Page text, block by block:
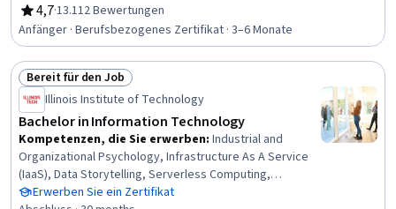
und Dienstleistungen, Cloud-Dienste, E-Mail-Sicherheit,
Generative KI, Professionelle Netzwerkarbeit,
Generative AI-Agenten, Cloud-Bereitstellung, Cloud-
Entwicklung, Kundenbetreuung, Datenbank-Verwaltung,
Peripheriegeräte, Cloud-Plattformen,
Informationstechnologie, Datenspeicherung, Architektur
des Cloud Computing, Hardware-Fehlerbehebung, Cloud
Computing
4,7
Bewertung, 4,7 von 5 Sternen
·13.112 Bewertungen
Anfänger · Berufsbezogenes Zertifikat · 3–6 Monate
Status: Bereit für den Job
Bereit für den Job
Illinois Institute of Technology
Bachelor in Information Technology
Kompetenzen, die Sie erwerben: Industrial and
Organizational Psychology, Infrastructure As A Service
(IaaS), Data Storytelling, Serverless Computing,
Javascript and jQuery, Network Troubleshooting,
Erwerben Sie ein Zertifikat